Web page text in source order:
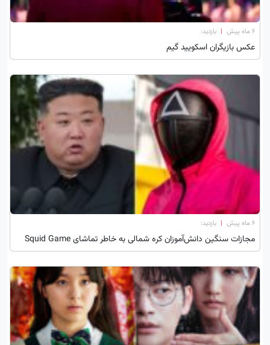
۶ ماه پیش | بازدید:
عکس بازیگران اسکویید گیم
۶ ماه پیش | بازدید:
مجازات سنگین دانش‌آموزان کره شمالی به خاطر تماشای Squid Game